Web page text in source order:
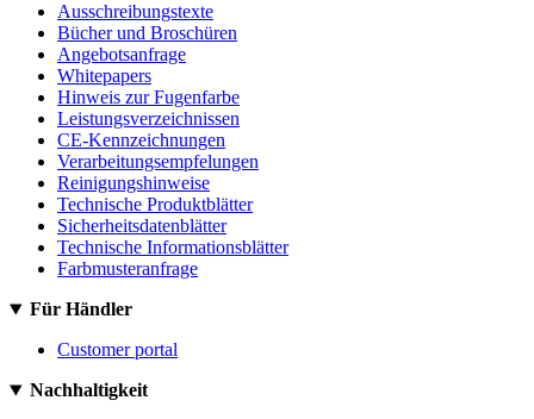
Ausschreibungstexte
Bücher und Broschüren
Angebotsanfrage
Whitepapers
Hinweis zur Fugenfarbe
Leistungsverzeichnissen
CE-Kennzeichnungen
Verarbeitungsempfelungen
Reinigungshinweise
Technische Produktblätter
Sicherheitsdatenblätter
Technische Informationsblätter
Farbmusteranfrage
Für Händler
Customer portal
Nachhaltigkeit